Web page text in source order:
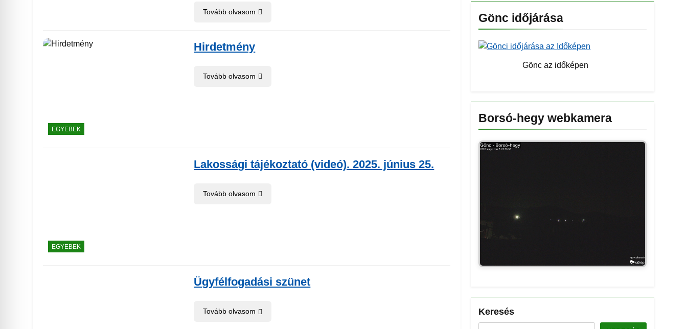
Tovább olvasom
EGYEBEK
Hirdetmény
Tovább olvasom
EGYEBEK
Lakossági tájékoztató (videó). 2025. június 25.
Tovább olvasom
Ügyfélfogadási szünet
Tovább olvasom
Gönc időjárása
Gönc az időképen
Borsó-hegy webkamera
Keresés